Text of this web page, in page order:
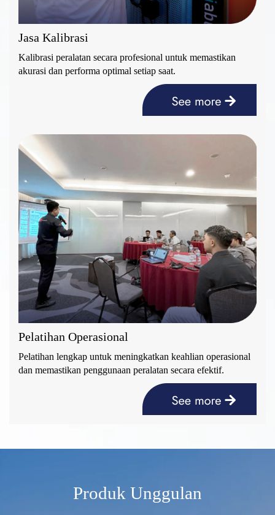
Jasa Kalibrasi
Kalibrasi peralatan secara profesional untuk memastikan
akurasi dan performa optimal setiap saat.
Pelatihan Operasional
Pelatihan lengkap untuk meningkatkan keahlian operasional
dan memastikan penggunaan peralatan secara efektif.
Produk Unggulan